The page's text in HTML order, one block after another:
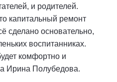
и родителей.
капитальный ремонт
сделано основательно,
воспитанниках.
комфортно и
Ирина Полубедова.